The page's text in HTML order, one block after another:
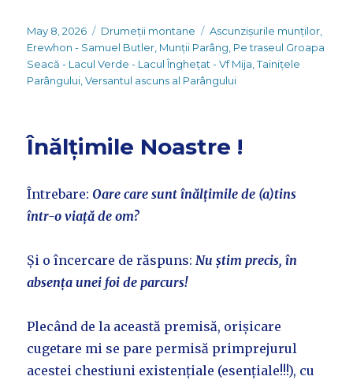
Posted
on
May 8, 2026 Categories
Drumeții montane Tags
Ascunzișurile munților
Erewhon - Samuel Butler Munții Parâng Pe traseul Groapa
Seacă - Lacul Verde - Lacul Înghețat - Vf Mija ,Tainițele
Parângului ,Versantul ascuns al Parângului
Înălțimile Noastre !
Întrebare:Oare care sunt înălțimile de (a)tins
într-o viață de om?
Și o încercare de răspuns:Nu știm precis, în
absența unei foi de parcurs!
Plecând de la această premisă, orișicare
cugetare mi se pare permisă primprejurul
acestei chestiuni existențiale (esențiale!!!), cu